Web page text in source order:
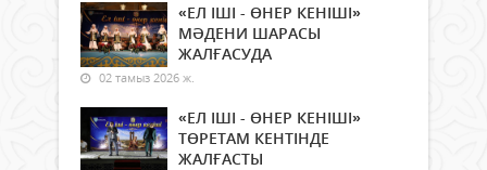
«ЕЛ ІШІ - ӨНЕР КЕНІШІ»
МӘДЕНИ ШАРАСЫ
ЖАЛҒАСУДА
02 тамыз 2026 ж.
«ЕЛ ІШІ - ӨНЕР КЕНІШІ»
ТӨРЕТАМ КЕНТІНДЕ
ЖАЛҒАСТЫ